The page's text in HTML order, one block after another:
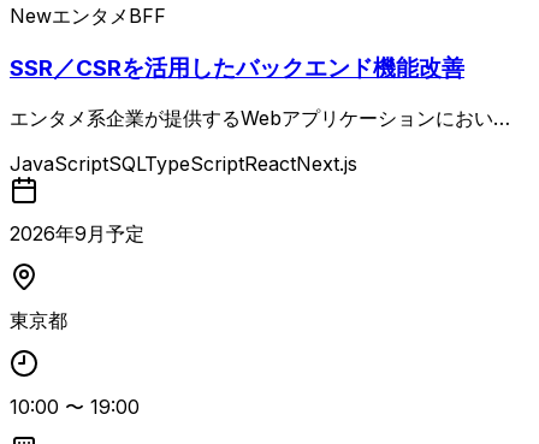
Newエンタメ BFF
SSR／CSRを活用したバックエンド機能改善
エンタメ系企業が提供するWebアプリケーションにおい
スの機能拡張および改善を担当するBFF。 Next.jsを用いた
SSR／CSRを前提とした画面設計やTypeScriptでの実装を
行いながら、UI／UX・SEO・表示速度などを継続的に改善
していきます。 事業目線でユーザー体験の向上に取り組み
つつ、既存コードのリファクタリングやコードレビューにも
フラ管理にも携わる可能性があり、アプリケーションからイ
ンフラまで一貫した改善に関わる。
JavaScriptSQLTypeScriptReactNext.js
2026年9月予定
東京都
10:00 〜 19:00